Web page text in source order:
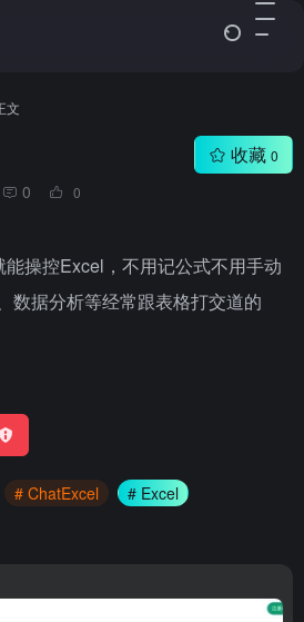
文
0 0
收藏 0
操控Excel，不用记公式不用手动
数据分析等经常跟表格打交道的
# ChatExcel
# Excel